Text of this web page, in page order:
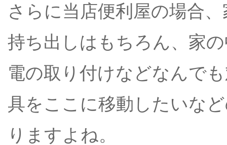
さらに当店便利屋の場合
持ち出しはもちろん、家
電の取り付けなどなんで
具をここに移動したいな
りますよね。